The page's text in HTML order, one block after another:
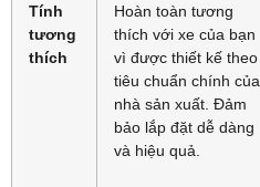
Tính
tương
thích
Hoàn toàn tương
thích với xe của bạn
vì được thiết kế theo
tiêu chuẩn chính của
nhà sản xuất. Đảm
bảo lắp đặt dễ dàng
và hiệu quả.